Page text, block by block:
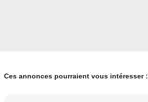
Ces annonces pourraient vous intéresser :